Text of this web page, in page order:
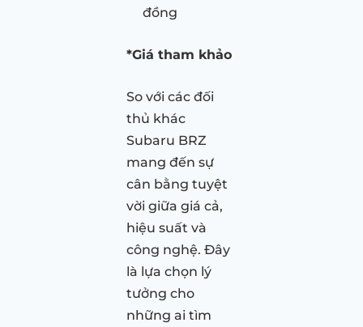
đồng
*Giá tham khảo
So với các đối
thủ khác
Subaru BRZ
mang đến sự
cân bằng tuyệt
vời giữa giá cả,
hiệu suất và
công nghệ. Đây
là lựa chọn lý
tưởng cho
những ai tìm